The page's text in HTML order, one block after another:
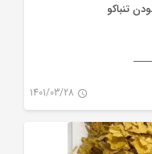
تنباکو
1401/03/28
تنباکو